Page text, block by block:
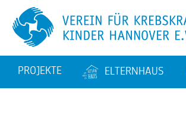
PRO­JEK­TE EL­TERN­HAUS